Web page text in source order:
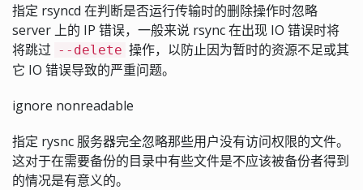
指定 rsyncd 在判断是否运行传输时的删除操作时忽略
server 上的 IP 错误，一般来说 rsync 在出现 IO 错误时将
将跳过 --delete 操作，以防止因为暂时的资源不足或其
它 IO 错误导致的严重问题。
ignore nonreadable
指定 rysnc 服务器完全忽略那些用户没有访问权限的文件。
这对于在需要备份的目录中有些文件是不应该被备份者得到
的情况是有意义的。